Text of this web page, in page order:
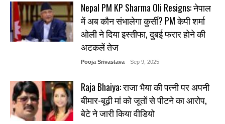
Nepal PM KP Sharma Oli Resigns: नेपाल
में अब कौन संभालेगा कुर्सी? PM केपी शर्मा
ओली ने दिया इस्तीफा, दुबई फरार होने की
अटकलें तेज
Pooja Srivastava - Sep 9, 2025
Raja Bhaiya: राजा भैया की पत्नी पर अपनी
बीमार-बूढ़ी मां को जूतों से पीटने का आरोप,
बेटे ने जारी किया वीडियो